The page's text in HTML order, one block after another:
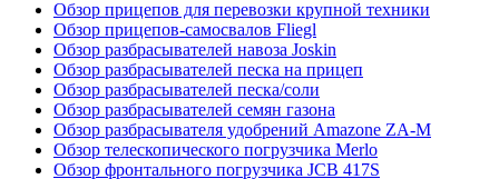
Обзор прицепов для перевозки крупной техники
Обзор прицепов-самосвалов Fliegl
Обзор разбрасывателей навоза Joskin
Обзор разбрасывателей песка на прицеп
Обзор разбрасывателей песка/соли
Обзор разбрасывателей семян газона
Обзор разбрасывателя удобрений Amazone ZA-M
Обзор телескопического погрузчика Merlo
Обзор фронтального погрузчика JCB 417S